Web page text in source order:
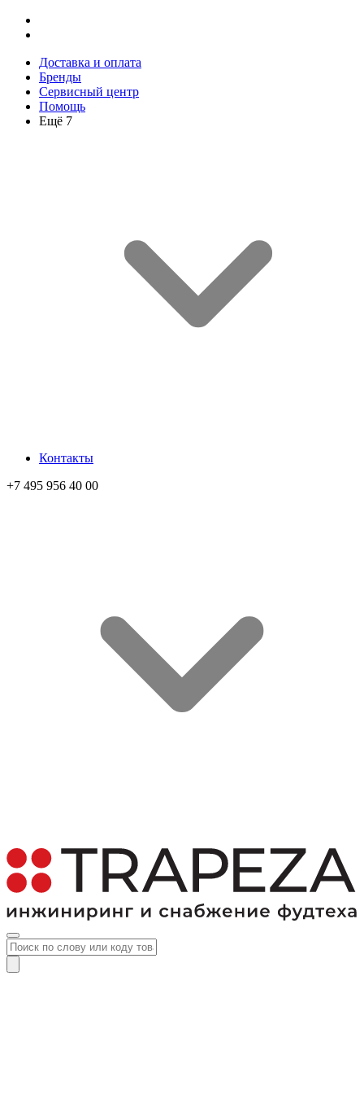
Доставка и оплата
Бренды
Сервисный центр
Помощь
Ещё 7
Контакты
+7 495 956 40 00